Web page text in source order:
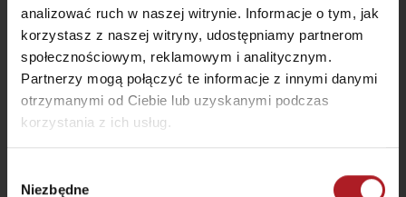
analizować ruch w naszej witrynie. Informacje o tym, jak
korzystasz z naszej witryny, udostępniamy partnerom
społecznościowym, reklamowym i analitycznym.
Partnerzy mogą połączyć te informacje z innymi danymi
otrzymanymi od Ciebie lub uzyskanymi podczas
korzystania z ich usług.
zgody
Niezbędne
PRZYDATNE LINKI
Ulotki i broszury
Kalendarz wydarzeń
Zarezerwuj svój pokój
Pobierz logo